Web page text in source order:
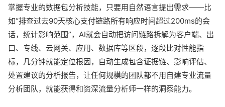
掌握专业的数据包分析技能，只要用自然语言提出需求——比
如“排查过去90天核心支付链路所有响应时间超过200ms的会
话，统计影响范围”，AI就会自动把访问链路拆解为客户端、出
口、专线、云网关、应用、数据库等区段，逐段比对性能指
标，几分钟就能定位根因，自动生成包含证据链、影响评估、
处置建议的分析报告，让任何规模的团队都不用自建专业流量
分析团队，就能获得和资深流量分析师一样的洞察能力。